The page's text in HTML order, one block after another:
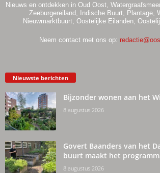
Nieuws en ontdekken in Oud Oost,
Zeeburgereiland, Indische Buurt, Plantage,
Nieuwmarktbuurt, Oostelijke Eilanden,
Neem contact met ons op:
Nieuwste berichten
Bijzonder wonen aan het
8 augustus 2026
Govert Baanders van het
buurt maakt het
8 augustus 2026